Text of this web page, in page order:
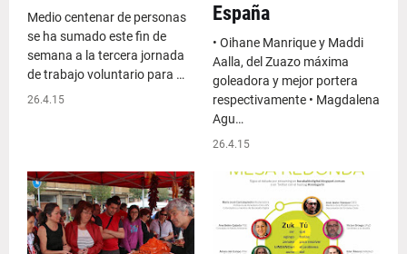
Medio centenar de personas
se ha sumado este fin de
semana a la tercera jornada
de trabajo voluntario para …
26.4.15
España
• Oihane Manrique y Maddi
Aalla, del Zuazo máxima
goleadora y mejor portera
respectivamente • Magdalena
Agu…
26.4.15